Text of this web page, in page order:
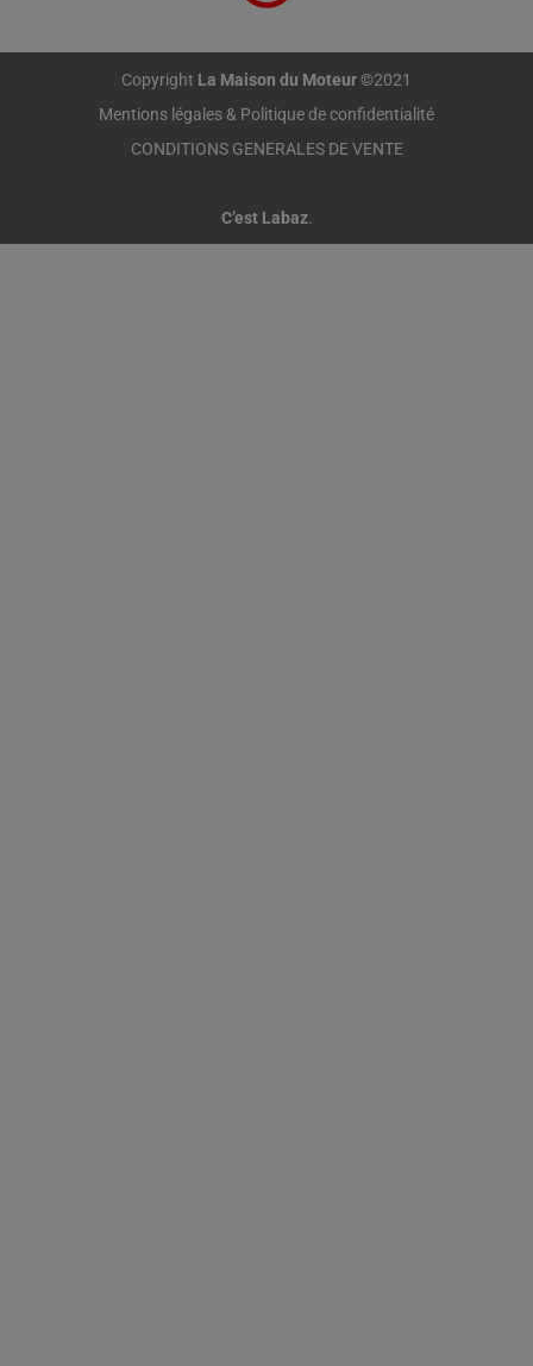
Copyright La Maison du Moteur©2021
Mentions légales & Politique de confidentialité
CONDITIONS GENERALES DE VENTE
C’est Labaz.